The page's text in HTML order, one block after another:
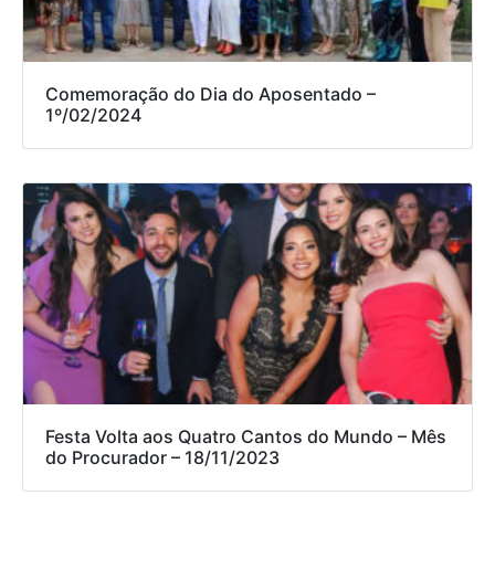
Comemoração do Dia do Aposentado –
1º/02/2024
Festa Volta aos Quatro Cantos do Mundo – Mês
do Procurador – 18/11/2023